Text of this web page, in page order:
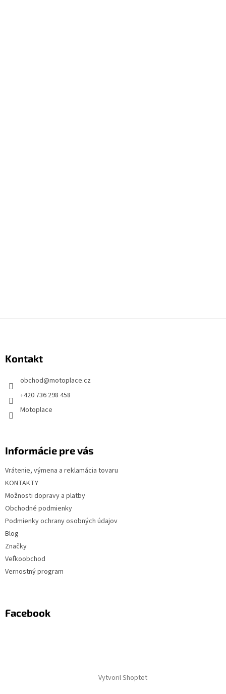
äKontakt
obchod@motoplace.cz
+420 736 298 458
Motoplace
Informácie pre vás
Vrátenie, výmena a reklamácia tovaru
KONTAKTY
Možnosti dopravy a platby
Obchodné podmienky
Podmienky ochrany osobných údajov
Blog
Značky
Veľkoobchod
Vernostný program
Facebook
Vytvoril Shoptet